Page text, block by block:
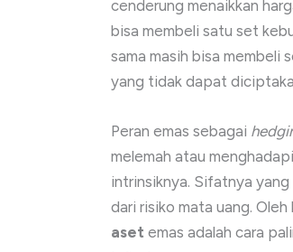
cenderung menaikkan
bisa membeli satu set
sama masih bisa membeli
yang tidak dapat
Peran emas sebagai
melemah atau
intrinsiknya. Sifatnya
dari risiko mata uang.
aset emas adalah cara